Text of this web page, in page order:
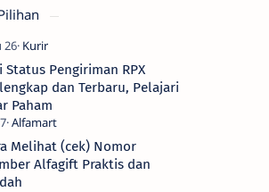
Status Pengiriman RPX
dan Terbaru, Pelajari
Paham
Melihat (cek) Nomor
Alfagift Praktis dan